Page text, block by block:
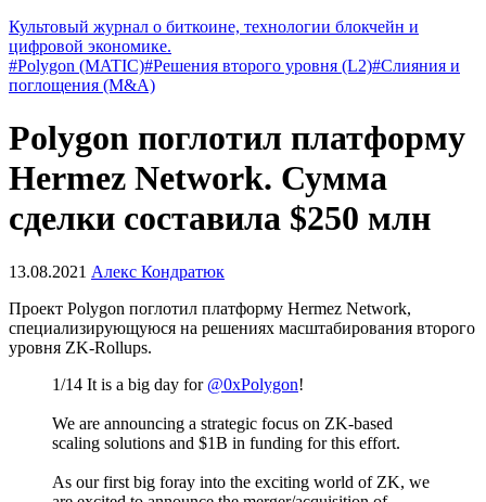
Культовый журнал о биткоине, технологии блокчейн и
цифровой экономике.
#Polygon (MATIC)#Решения второго уровня (L2)#Слияния и
поглощения (M&A)
Polygon поглотил платформу
Hermez Network. Сумма
сделки составила $250 млн
13.08.2021 Алекс Кондратюк
Проект Polygon поглотил платформу Hermez Network,
специализирующуюся на решениях масштабирования второго
уровня ZK-Rollups.
1/14 It is a big day for @0xPolygon!
We are announcing a strategic focus on ZK-based
scaling solutions and $1B in funding for this effort.
As our first big foray into the exciting world of ZK, we